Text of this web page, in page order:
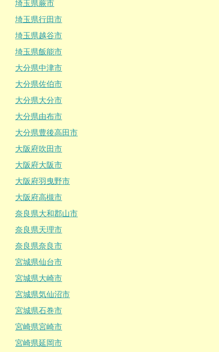
埼玉県蕨市
埼玉県行田市
埼玉県越谷市
埼玉県飯能市
大分県中津市
大分県佐伯市
大分県大分市
大分県由布市
大分県豊後高田市
大阪府吹田市
大阪府大阪市
大阪府羽曳野市
大阪府高槻市
奈良県大和郡山市
奈良県天理市
奈良県奈良市
宮城県仙台市
宮城県大崎市
宮城県気仙沼市
宮城県石巻市
宮崎県宮崎市
宮崎県延岡市